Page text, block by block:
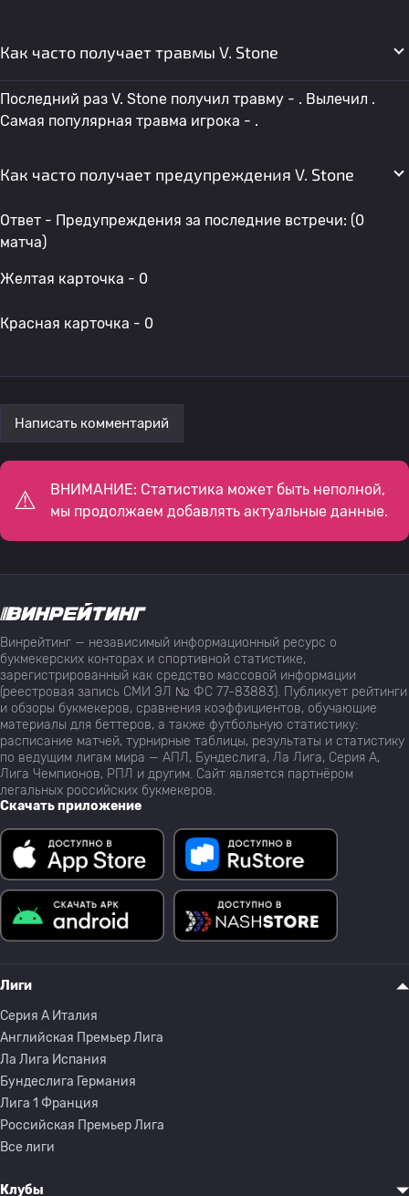
Как часто получает травмы V. Stone
Последний раз V. Stone получил травму - . Вылечил .
Самая популярная травма игрока - .
Как часто получает предупреждения V. Stone
Ответ - Предупреждения за последние встречи: (0
матча)
Желтая карточка - 0
Красная карточка - 0
Написать комментарий
ВНИМАНИЕ: Статистика может быть неполной,
мы продолжаем добавлять актуальные данные.
Винрейтинг — независимый информационный ресурс о
букмекерских конторах и спортивной статистике,
зарегистрированный как средство массовой информации
(реестровая запись СМИ ЭЛ № ФС 77-83883). Публикует рейтинги
и обзоры букмекеров, сравнения коэффициентов, обучающие
материалы для беттеров, а также футбольную статистику:
расписание матчей, турнирные таблицы, результаты и статистику
по ведущим лигам мира — АПЛ, Бундеслига, Ла Лига, Серия А,
Лига Чемпионов, РПЛ и другим. Сайт является партнёром
легальных российских букмекеров.
Скачать приложение
Лиги
Серия A Италия
Английская Премьер Лига
Ла Лига Испания
Бундеслига Германия
Лига 1 Франция
Российская Премьер Лига
Все лиги
Клубы